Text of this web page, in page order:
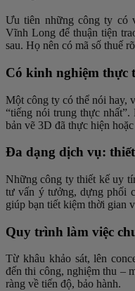
Ưu tiên những công ty có
Vĩnh Long để thuận tiện
sau. Họ nên có mã số thuế
Có kinh nghiệm thực
Một công ty có thể nói hay,
“tiếng nói trung thực
bản vẽ 3D đã thực hiện
Đa dạng dịch vụ:
Những công ty thiết kế uy
tư vấn ý tưởng, dựng phối
giúp bạn tiết kiệm thời gian
Quy trình làm việc
Từ khâu khảo sát, lên
đến thi công, nghiệm thu –
ràng về tiến độ, bảo hành.